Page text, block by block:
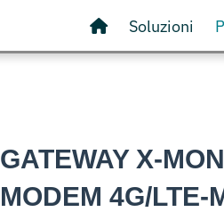
Soluzioni
GATEWAY X-
MODEM 4G/LTE-